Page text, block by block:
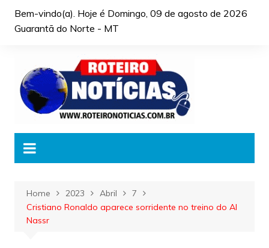
Bem-vindo(a). Hoje é Domingo, 09 de agosto de 2026
Guarantã do Norte - MT
Home 2023 Abril
7
Cristiano Ronaldo aparece sorridente no treino do Al
Nassr